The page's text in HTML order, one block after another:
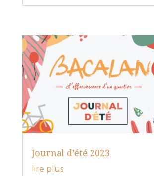
Journal d’été 2023
lire plus